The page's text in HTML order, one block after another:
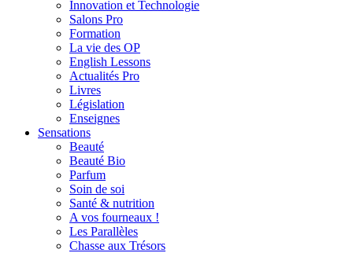
Innovation et Technologie
Salons Pro
Formation
La vie des OP
English Lessons
Actualités Pro
Livres
Législation
Enseignes
Sensations
Beauté
Beauté Bio
Parfum
Soin de soi
Santé & nutrition
A vos fourneaux !
Les Parallèles
Chasse aux Trésors